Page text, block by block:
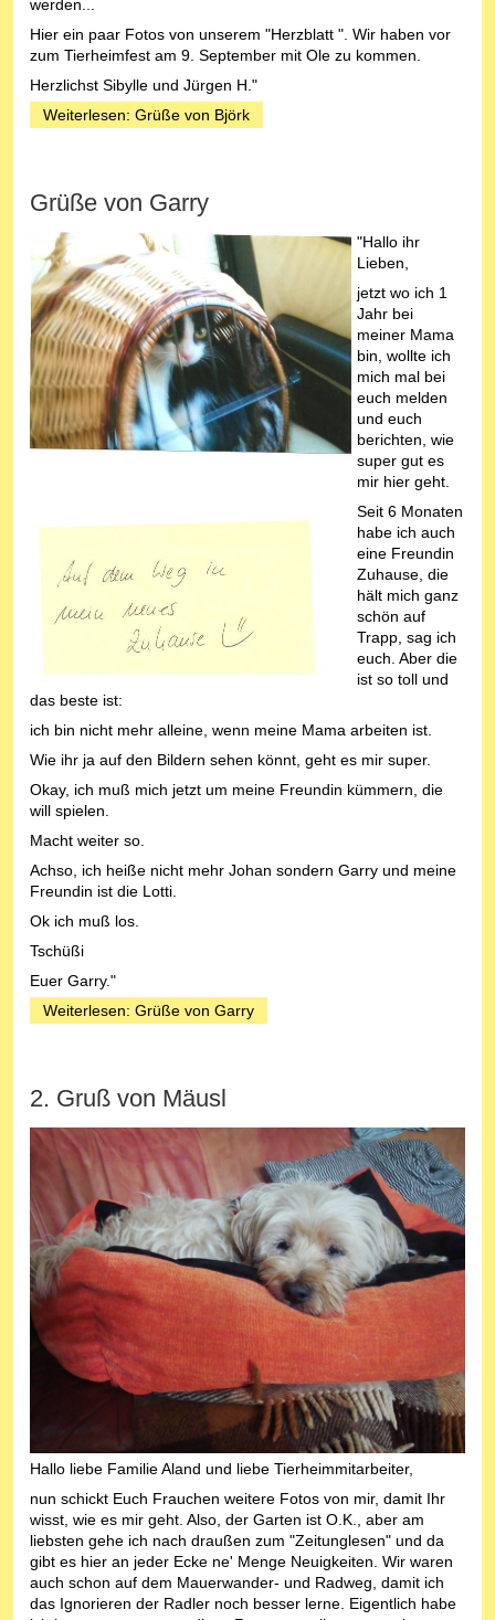
werden...
Hier ein paar Fotos von unserem "Herzblatt ". Wir haben vor
zum Tierheimfest am 9. September mit Ole zu kommen.
Herzlichst Sibylle und Jürgen H."
Weiterlesen: Grüße von Björk
Grüße von Garry
"Hallo ihr
Lieben,
jetzt wo ich 1
Jahr bei
meiner Mama
bin, wollte ich
mich mal bei
euch melden
und euch
berichten, wie
super gut es
mir hier geht.
Seit 6 Monaten
habe ich auch
eine Freundin
Zuhause, die
hält mich ganz
schön auf
Trapp, sag ich
euch. Aber die
ist so toll und
das beste ist:
ich bin nicht mehr alleine, wenn meine Mama arbeiten ist.
Wie ihr ja auf den Bildern sehen könnt, geht es mir super.
Okay, ich muß mich jetzt um meine Freundin kümmern, die
will spielen.
Macht weiter so.
Achso, ich heiße nicht mehr Johan sondern Garry und meine
Freundin ist die Lotti.
Ok ich muß los.
Tschüßi
Euer Garry."
Weiterlesen: Grüße von Garry
2. Gruß von Mäusl
Hallo liebe Familie Aland und liebe Tierheimmitarbeiter,
nun schickt Euch Frauchen weitere Fotos von mir, damit Ihr
wisst, wie es mir geht. Also, der Garten ist O.K., aber am
liebsten gehe ich nach draußen zum "Zeitunglesen" und da
gibt es hier an jeder Ecke ne' Menge Neuigkeiten. Wir waren
auch schon auf dem Mauerwander- und Radweg, damit ich
das Ignorieren der Radler noch besser lerne. Eigentlich habe